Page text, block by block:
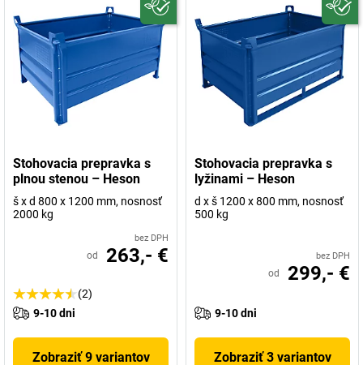
Stohovacia prepravka s
plnou stenou – Heson
š x d 800 x 1200 mm, nosnosť
2000 kg
bez DPH
od 263,- €
(2)
9-10 dni
Zobraziť 9 variantov
Stohovacia prepravka s
lyžinami – Heson
d x š 1200 x 800 mm, nosnosť
500 kg
bez DPH
od 299,- €
9-10 dni
Zobraziť 3 variantov